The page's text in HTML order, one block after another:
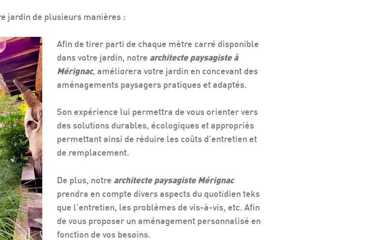
jardin de plusieurs manières :
Afin de tirer parti de chaque mètre carré disponible
dans votre jardin, notre architecte paysagiste à
Mérignac, améliorera votre jardin en concevant des
aménagements paysagers pratiques et adaptés.
Son expérience lui permettra de vous orienter vers
des solutions durables, écologiques et appropriés
permettant ainsi de réduire les coûts d'entretien et
de remplacement.
De plus, notre architecte paysagiste Mérignac
prendra en compte divers aspects du quotidien teks
que l'entretien, les problèmes de vis-à-vis, etc. Afin
de vous proposer un aménagement personnalisé en
fonction de vos besoins.